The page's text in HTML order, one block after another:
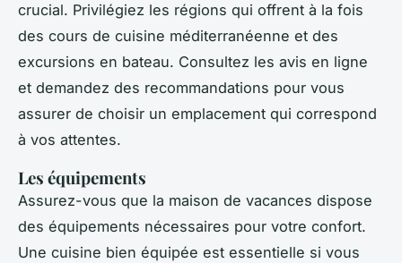
crucial. Privilégiez les régions qui offrent à la fois
des cours de cuisine méditerranéenne et des
excursions en bateau. Consultez les avis en ligne
et demandez des recommandations pour vous
assurer de choisir un emplacement qui correspond
à vos attentes.
Les équipements
Assurez-vous que la maison de vacances dispose
des équipements nécessaires pour votre confort.
Une cuisine bien équipée est essentielle si vous